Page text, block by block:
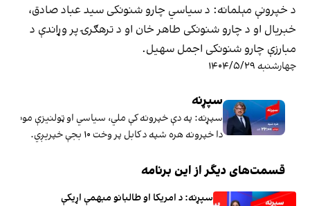
د خپرونې مېلمانه: د سیاسي چارو شنونکی سید عباد صادق،
خبریال او د چارو شنونکی طاهر خان او د ترهګرۍ پر وړاندې د
مبارزې چارو شنونکی اجمل سهیل.
چهارشنبه ۱۴۰۴/۵/۲۹
سپړنه
سپړنه: په دې خپرونه کې ملي، سیاسي او ټولنیزې موضوع
دا خپرونه هره شپه د کابل پر وخت ۱۰ بجې خپریږي.
قسمت‌های دیگر از این برنامه
سپړنه: د امریکا او طالبانو مبهمې اړیکې